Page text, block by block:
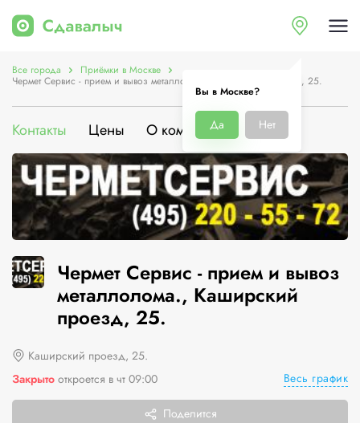
Вы в Москве?
Да Нет
Все города Приёмки в Москве
Чермет Сервис - прием и вывоз металлолома., Каширский проезд, 25.
Контакты Цены О компании
Чермет Сервис - прием и вывоз
металлолома., Каширский
проезд, 25.
Каширский проезд, 25.
Закрыто откроется в чт 09:00 Весь график
Поделится